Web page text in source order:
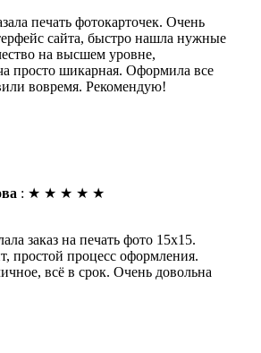
печать фотокарточек. Очень
сайта, быстро нашла нужные
на высшем уровне,
просто шикарная. Оформила все
вовремя. Рекомендую!
: ★ ★ ★ ★ ★
заказ на печать фото 15х15.
простой процесс оформления.
всё в срок. Очень довольна